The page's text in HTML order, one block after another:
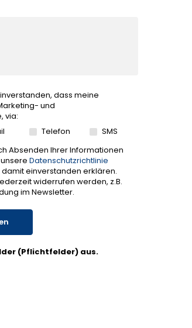
dass meine
und
via:
Telefon
SMS
Absenden Ihrer Informationen
Datenschutzrichtlinie
einverstanden erklären.
widerrufen werden, z.B.
im Newsletter.
(Pflichtfelder) aus.